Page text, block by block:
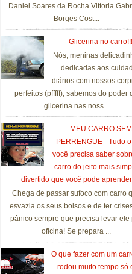
Daniel Soares da Rocha Vittoria
Borges Cost...
Glicerina no carro!!!
Nós, meninas
dedicadas aos
diários com nossos
perfeitos (pfffff), sabemos do poder
glicerina nas noss...
MEU CARRO SEM
PERRENGUE - Tudo
você precisa saber
carro do jeito mais
divertido que você pode aprender
Chega de passar sufoco com carro
esvazia os seus bolsos e de ter
pânico sempre que precisa levar ele
oficina! Se prepara ...
O que fazer com um
rodou muito tempo só